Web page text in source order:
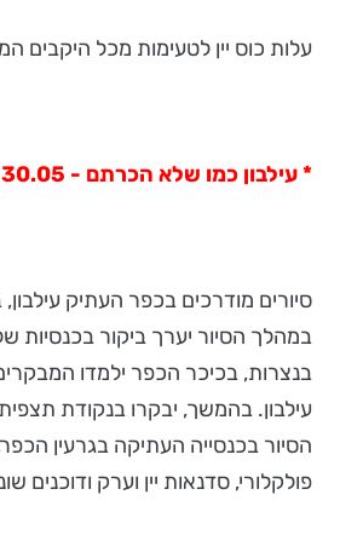
עלות כוס יין לטעימות מכל היקבים
* עילבון כמו שלא הכרתם - 30.05 (גליל תחתון):
סיורים מודרכים בכפר העתיק
במהלך הסיור יערך ביקור בכנסיות
בנצרות, בכיכר הכפר ילמדו
עילבון. בהמשך, יבקרו בנקודת תצפית
הסיור בכנסייה העתיקה בגרעין
פולקלורי, סדנאות יין וערק ודוכנים